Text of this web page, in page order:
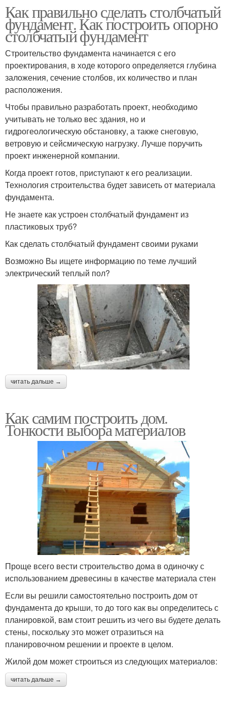
Как правильно сделать столбчатый
фундамент. Как построить опорно
столбчатый фундамент
Строительство фундамента начинается с его
проектирования, в ходе которого определяется глубина
заложения, сечение столбов, их количество и план
расположения.
Чтобы правильно разработать проект, необходимо
учитывать не только вес здания, но и
гидрогеологическую обстановку, а также снеговую,
ветровую и сейсмическую нагрузку. Лучше поручить
проект инженерной компании.
Когда проект готов, приступают к его реализации.
Технология строительства будет зависеть от материала
фундамента.
Не знаете как устроен столбчатый фундамент из
пластиковых труб?
Как сделать столбчатый фундамент своими руками
Возможно Вы ищете информацию по теме лучший
электрический теплый пол?
читать дальше →
Как самим построить дом.
Тонкости выбора материалов
Проще всего вести строительство дома в одиночку с
использованием древесины в качестве материала стен
Если вы решили самостоятельно построить дом от
фундамента до крыши, то до того как вы определитесь с
планировкой, вам стоит решить из чего вы будете делать
стены, поскольку это может отразиться на
планировочном решении и проекте в целом.
Жилой дом может строиться из следующих материалов:
читать дальше →